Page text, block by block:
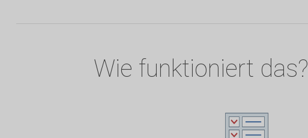
Wie funktioniert das?